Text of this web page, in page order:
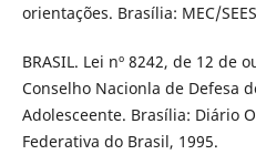
orientações. Brasília: MEC/
BRASIL. Lei nº 8242, de 12 de
Conselho Nacionla de Defesa
Adolesceente. Brasília: Diário
Federativa do Brasil, 1995.